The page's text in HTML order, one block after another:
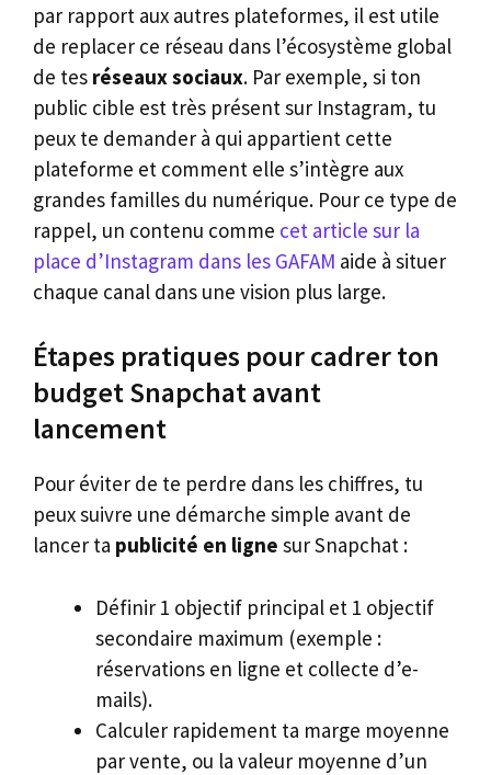
par rapport aux autres plateformes, il est utile
de replacer ce réseau dans l’écosystème global
de tes réseaux sociaux. Par exemple, si ton
public cible est très présent sur Instagram, tu
peux te demander à qui appartient cette
plateforme et comment elle s’intègre aux
grandes familles du numérique. Pour ce type de
rappel, un contenu comme cet article sur la
place d’Instagram dans les GAFAM aide à situer
chaque canal dans une vision plus large.
Étapes pratiques pour cadrer ton
budget Snapchat avant
lancement
Pour éviter de te perdre dans les chiffres, tu
peux suivre une démarche simple avant de
lancer ta publicité en ligne sur Snapchat :
Définir 1 objectif principal et 1 objectif
secondaire maximum (exemple :
réservations en ligne et collecte d’e-
mails).
Calculer rapidement ta marge moyenne
par vente, ou la valeur moyenne d’un